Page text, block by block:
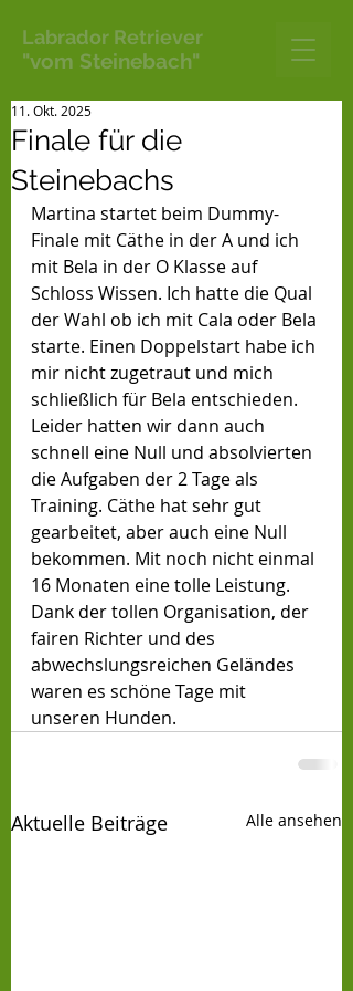
Labrador Retriever
"vom Steinebach"
Finale für die
Steinebachs
11. Okt. 2025
Martina startet beim Dummy-
Finale mit Cäthe in der A und ich
mit Bela in der O Klasse auf
Schloss Wissen. Ich hatte die Qual
der Wahl ob ich mit Cala oder Bela
starte. Einen Doppelstart habe ich
mir nicht zugetraut und mich
schließlich für Bela entschieden.
Leider hatten wir dann auch
schnell eine Null und absolvierten
die Aufgaben der 2 Tage als
Training. Cäthe hat sehr gut
gearbeitet, aber auch eine Null
bekommen. Mit noch nicht einmal
16 Monaten eine tolle Leistung.
Dank der tollen Organisation, der
fairen Richter und des
abwechslungsreichen Geländes
waren es schöne Tage mit
unseren Hunden.
Aktuelle Beiträge Alle ansehen